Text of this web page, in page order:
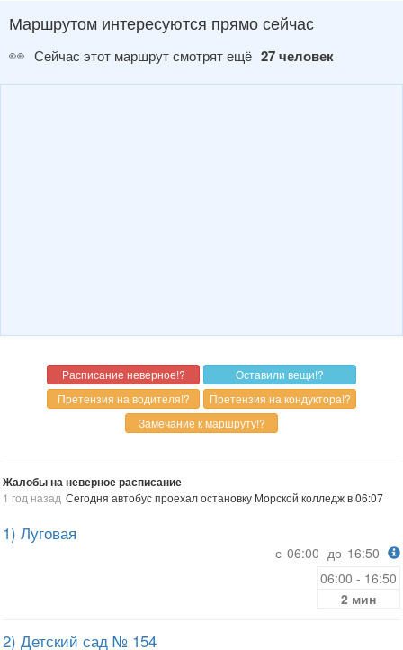
Маршрутом интересуются прямо сейчас
👀 Сейчас этот маршрут смотрят ещё 27 человек
Жалобы на неверное расписание
1 год назад Сегодня автобус проехал остановку Морской колледж в 06:07
1) Луговая
с 06:00 до 16:50
06:00 - 16:50
2 мин
2) Детский сад № 154